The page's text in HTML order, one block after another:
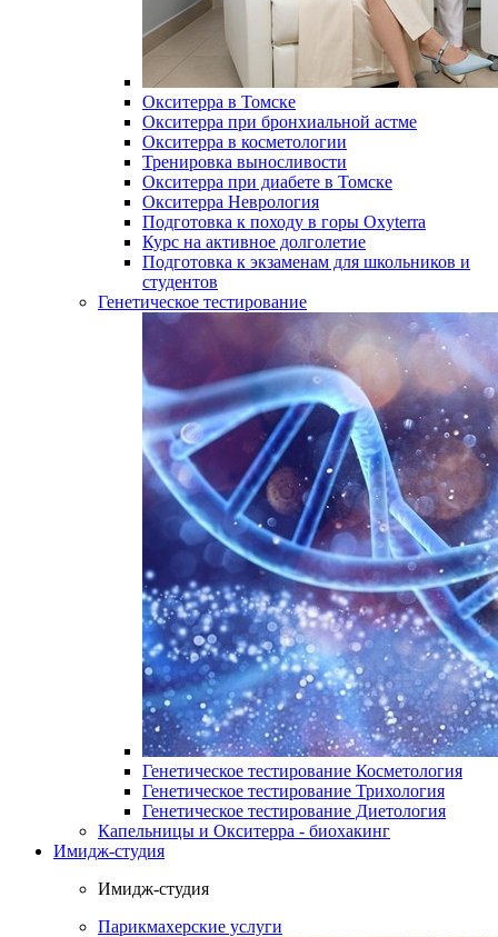
Окситерра в Томске
Окситерра при бронхиальной астме
Окситерра в косметологии
Тренировка выносливости
Окситерра при диабете в Томске
Окситерра Неврология
Подготовка к походу в горы Oxyterra
Курс на активное долголетие
Подготовка к экзаменам для школьников и
студентов
Генетическое тестирование
Генетическое тестирование Косметология
Генетическое тестирование Трихология
Генетическое тестирование Диетология
Капельницы и Окситерра - биохакинг
Имидж-студия
Имидж-студия
Парикмахерские услуги